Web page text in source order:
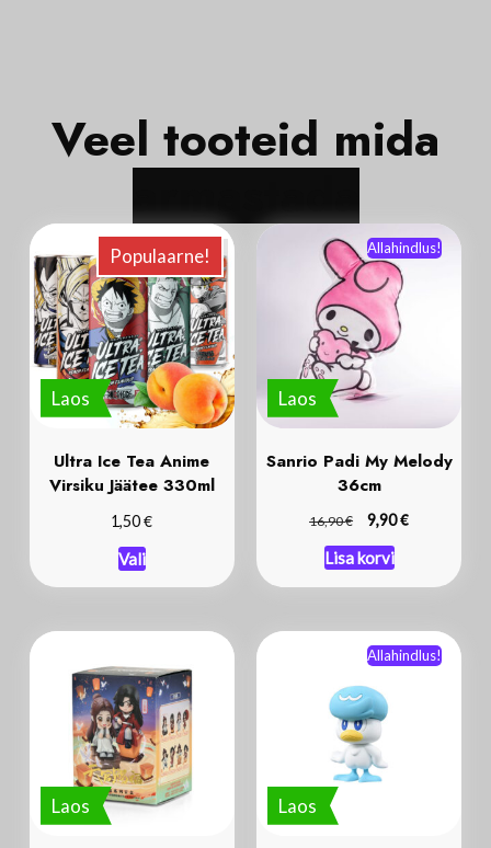
Veel tooteid mida
Laos
Ultra Ice Tea Anime
Virsiku Jäätee 330ml
1,50€
Laos
Sanrio Padi My Melody
36cm
16,90€ 9,90€
Laos
Heaven Official’s
Pokémon MonColle MS-